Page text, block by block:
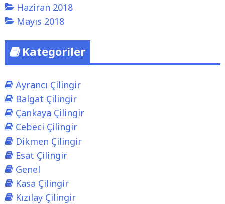
Haziran 2018
Mayıs 2018
Kategoriler
Ayrancı Çilingir
Balgat Çilingir
Çankaya Çilingir
Cebeci Çilingir
Dikmen Çilingir
Esat Çilingir
Genel
Kasa Çilingir
Kızılay Çilingir